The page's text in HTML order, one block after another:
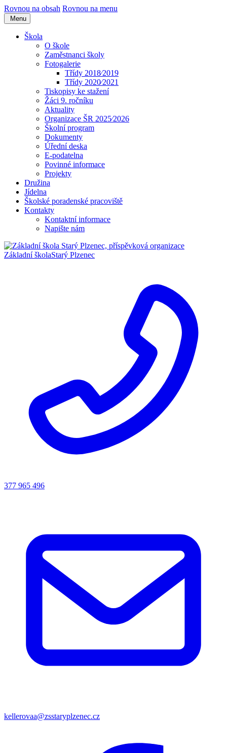
Rovnou na obsah Rovnou na menu
Menu
Škola
O škole
Zaměstnanci školy
Fotogalerie
Třídy 2018⁄2019
Třídy 2020⁄2021
Tiskopisy ke stažení
Žáci 9. ročníku
Aktuality
Organizace ŠR 2025⁄2026
Školní program
Dokumenty
Úřední deska
E-podatelna
Povinné informace
Projekty
Družina
Jídelna
Školské poradenské pracoviště
Kontakty
Kontaktní informace
Napište nám
Základní školaStarý Plzenec
377 965 496
kellerovaa@zsstaryplzenec.cz